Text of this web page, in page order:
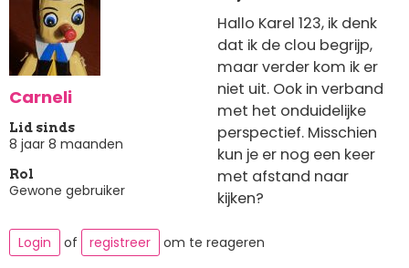
Carneli
Lid sinds
8 jaar 8 maanden
Rol
Gewone gebruiker
Hallo Karel 123, ik denk
dat ik de clou begrijp,
maar verder kom ik er
niet uit. Ook in verband
met het onduidelijke
perspectief. Misschien
kun je er nog een keer
met afstand naar
kijken?
Login of registreer om te reageren